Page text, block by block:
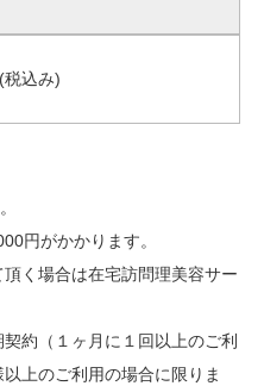
税込み)
円がかかります。
く場合は在宅訪問理美容サー
約（１ヶ月に１回以上のご利
上のご利用の場合に限りま